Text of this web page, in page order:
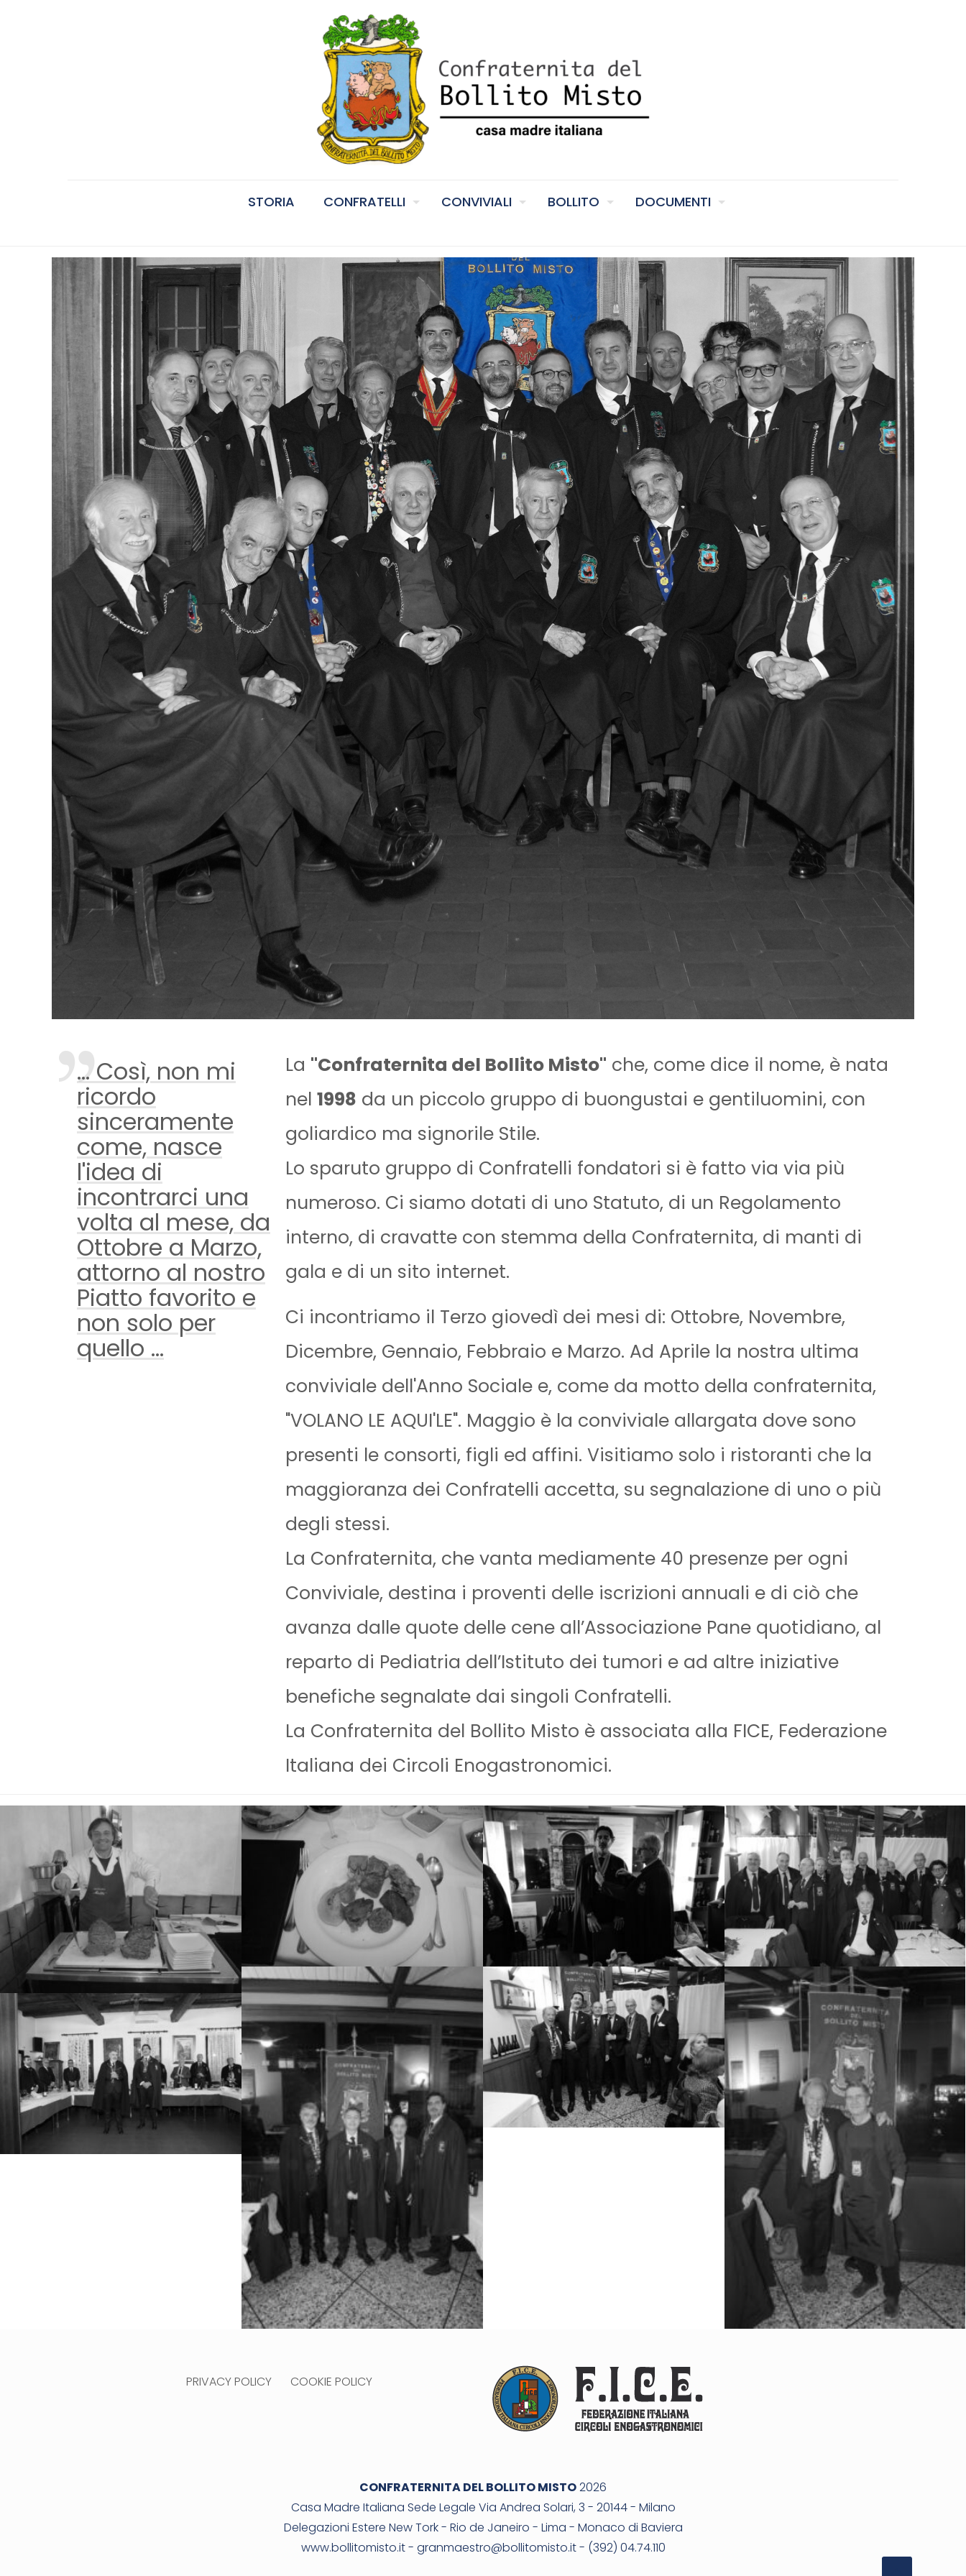
STORIA CONFRATELLI CONVIVIALI BOLLITO DOCUMENTI
... Così, non mi
ricordo
sinceramente
come, nasce
l'idea di
incontrarci una
volta al mese, da
Ottobre a Marzo,
attorno al nostro
Piatto favorito e
non solo per
quello ...
La "Confraternita del Bollito Misto" che, come dice il nome, è nata
nel 1998 da un piccolo gruppo di buongustai e gentiluomini, con
goliardico ma signorile Stile.
Lo sparuto gruppo di Confratelli fondatori si è fatto via via più
numeroso. Ci siamo dotati di uno Statuto, di un Regolamento
interno, di cravatte con stemma della Confraternita, di manti di
gala e di un sito internet.
Ci incontriamo il Terzo giovedì dei mesi di: Ottobre, Novembre,
Dicembre, Gennaio, Febbraio e Marzo. Ad Aprile la nostra ultima
conviviale dell'Anno Sociale e, come da motto della confraternita,
"VOLANO LE AQUI'LE". Maggio è la conviviale allargata dove sono
presenti le consorti, figli ed affini. Visitiamo solo i ristoranti che la
maggioranza dei Confratelli accetta, su segnalazione di uno o più
degli stessi.
La Confraternita, che vanta mediamente 40 presenze per ogni
Conviviale, destina i proventi delle iscrizioni annuali e di ciò che
avanza dalle quote delle cene all’Associazione Pane quotidiano, al
reparto di Pediatria dell’Istituto dei tumori e ad altre iniziative
benefiche segnalate dai singoli Confratelli.
La Confraternita del Bollito Misto è associata alla FICE, Federazione
Italiana dei Circoli Enogastronomici.
PRIVACY POLICY COOKIE POLICY
CONFRATERNITA DEL BOLLITO MISTO2026
Casa Madre Italiana Sede Legale Via Andrea Solari, 3 - 20144 - Milano
Delegazioni Estere New Tork - Rio de Janeiro - Lima - Monaco di Baviera
www.bollitomisto.it - granmaestro@bollitomisto.it- (392) 04.74.110